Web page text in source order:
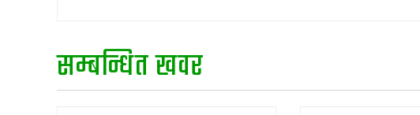
सम्बन्धित खवर